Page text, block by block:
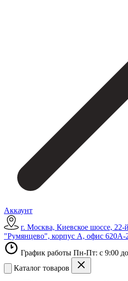
Аккаунт
г. Москва, Киевское шоссе,
"Румянцево", корпус А, офис 620А-
График работы Пн-Пт: с 9:00
Каталог товаров